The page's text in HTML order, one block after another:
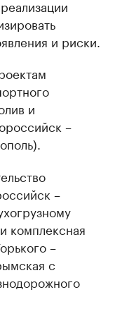
и риски.
и
–
–
комплексная
–
с